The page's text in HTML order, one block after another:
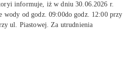
informuje, iż w dniu 30.06.2026 r.
wody od godz. 09:00do godz. 12:00 przy
ul. Piastowej. Za utrudnienia